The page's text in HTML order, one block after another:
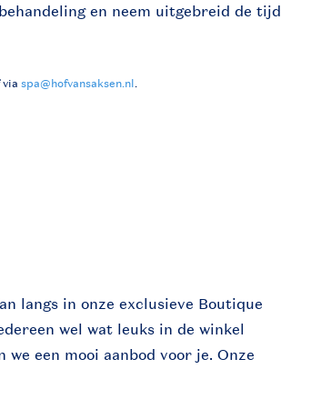
en neem uitgebreid de tijd
via spa@hofvansaksen.nl.
langs in onze exclusieve Boutique
wel wat leuks in de winkel
we een mooi aanbod voor je. Onze